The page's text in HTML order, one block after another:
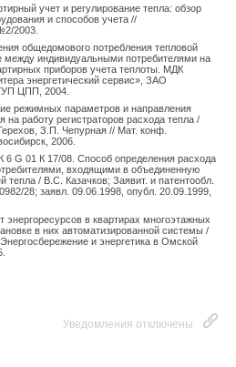
учет и регулирование тепла: обзор
и способов учета //
2003.
общедомового потребления тепловой
между индивидуальными потребителями на
приборов учета теплоты. МДК
энергетический сервис», ЗАО
ЦПП, 2004.
режимных параметров и направления
на работу регистраторов расхода тепла /
З.П. Чепурная // Мат. конф.
2006.
G 01 К 17/08. Способ определения расхода
входящими в объединенную
тепла / В.С. Казачков; Заявит. и патентообл.
28; заявл. 09.06.1998, опубл. 20.09.1999,
энергоресурсов в квартирах многоэтажных
в них автоматизированной системы /
и энергетика в Омской
Уведомления отключены